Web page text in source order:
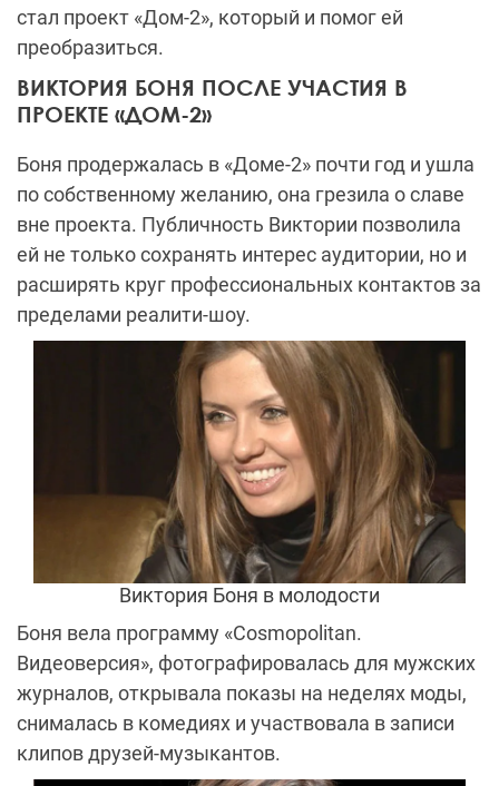
стал проект «Дом-2», который и помог ей
преобразиться.
ВИКТОРИЯ БОНЯ ПОСЛЕ УЧАСТИЯ В
ПРОЕКТЕ «ДОМ-2»
Боня продержалась в «Доме-2» почти год и ушла
по собственному желанию, она грезила о славе
вне проекта. Публичность Виктории позволила
ей не только сохранять интерес аудитории, но и
расширять круг профессиональных контактов за
пределами реалити-шоу.
Виктория Боня в молодости
Боня вела программу «Cosmopolitan.
Видеоверсия», фотографировалась для мужских
журналов, открывала показы на неделях моды,
снималась в комедиях и участвовала в записи
клипов друзей-музыкантов.